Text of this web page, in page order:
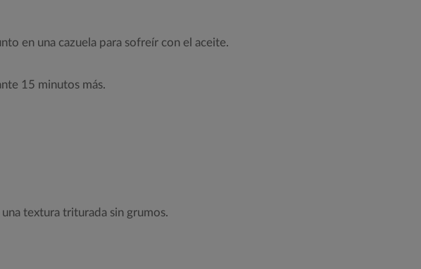
en una cazuela para sofreír con el aceite.
15 minutos más.
textura triturada sin grumos.